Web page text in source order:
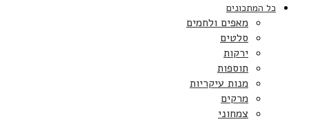
כל המתכונים
מאפים ולחמים
סלטים
ירקות
תוספות
מנות עיקריות
מרקים
צמחוני